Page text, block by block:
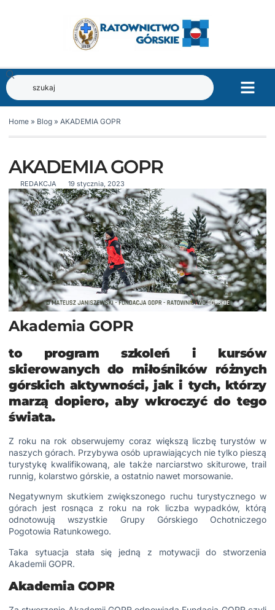
Home » Blog » AKADEMIA GOPR
AKADEMIA GOPR
REDAKCJA 19 stycznia, 2023
Akademia GOPR
to program szkoleń i kursów
skierowanych do miłośników różnych
górskich aktywności, jak i tych, którzy
marzą dopiero, aby wkroczyć do tego
świata.
Z roku na rok obserwujemy coraz większą liczbę turystów w
naszych górach. Przybywa osób uprawiających nie tylko pieszą
turystykę kwalifikowaną, ale także narciarstwo skiturowe, trail
runnig, kolarstwo górskie, a ostatnio nawet morsowanie.
Negatywnym skutkiem zwiększonego ruchu turystycznego w
górach jest rosnąca z roku na rok liczba wypadków, którą
odnotowują wszystkie Grupy Górskiego Ochotniczego
Pogotowia Ratunkowego.
Taka sytuacja stała się jedną z motywacji do stworzenia
Akademii GOPR.
Akademia GOPR